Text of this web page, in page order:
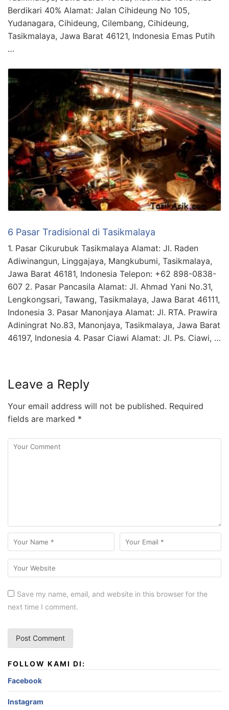
Berdikari 40% Alamat: Jalan Cihideung No 105,
Yudanagara, Cihideung, Cilembang, Cihideung,
Tasikmalaya, Jawa Barat 46121, Indonesia Emas Putih
…
6 Pasar Tradisional di Tasikmalaya
1. Pasar Cikurubuk Tasikmalaya Alamat: Jl. Raden
Adiwinangun, Linggajaya, Mangkubumi, Tasikmalaya,
Jawa Barat 46181, Indonesia Telepon: +62 898-0838-
607 2. Pasar Pancasila Alamat: Jl. Ahmad Yani No.31,
Lengkongsari, Tawang, Tasikmalaya, Jawa Barat 46111,
Indonesia 3. Pasar Manonjaya Alamat: Jl. RTA. Prawira
Adiningrat No.83, Manonjaya, Tasikmalaya, Jawa Barat
46197, Indonesia 4. Pasar Ciawi Alamat: Jl. Ps. Ciawi, …
Leave a Reply
Your email address will not be published. Required
fields are marked *
Save my name, email, and website in this browser for the
next time I comment.
FOLLOW KAMI DI:
Facebook
Instagram